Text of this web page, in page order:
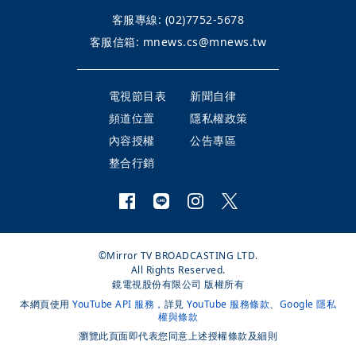
客服專線: (02)7752-5678
客服信箱: mnews.cs@mnews.tw
電視節目表
新聞自律
頻道位置
隱私權政策
內容授權
公告專區
整合行銷
©Mirror TV BROADCASTING LTD.
All Rights Reserved.
鏡電視股份有限公司 版權所有
本網頁使用 YouTube API 服務 ，詳見 YouTube 服務條款、 Google 隱私
權與條款
瀏覽此頁面即代表您同意上述授權條款及細則